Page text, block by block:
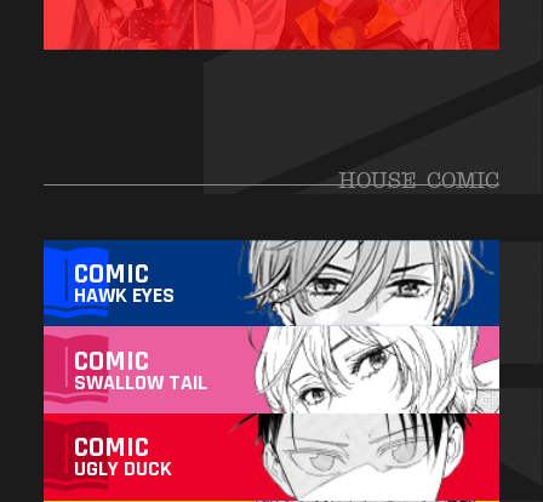
HOUSE COMIC
COMIC
HAWK EYES
COMIC
SWALLOW TAIL
COMIC
UGLY DUCK